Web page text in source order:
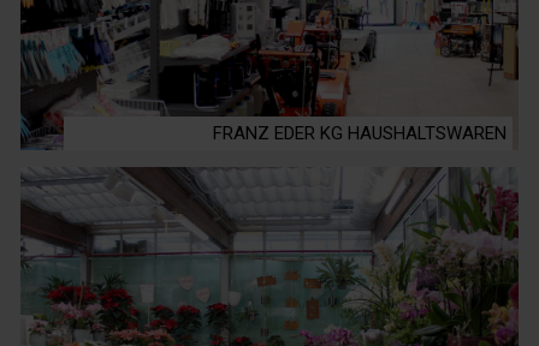
FRANZ EDER KG HAUSHALTSWAREN